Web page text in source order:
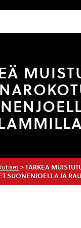
> TÄRKEÄ
SUONENJOELLA JA